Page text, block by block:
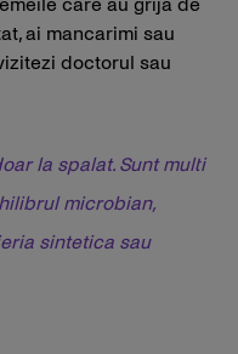
ai mancarimi sau
doctorul sau
la spalat. Sunt multi
microbian,
sintetica sau